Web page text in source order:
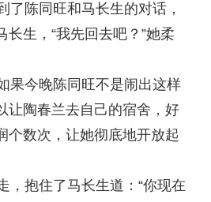
陈同旺和马长生的对话，
长生，“我先回去吧？”她柔
果今晚陈同旺不是闹出这样
让陶春兰去自己的宿舍，好
个数次，让她彻底地开放起
抱住了马长生道：“你现在